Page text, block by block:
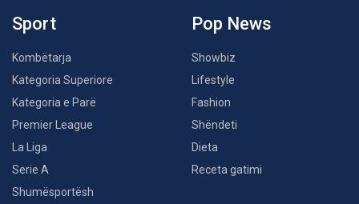
Sport
Kombëtarja
Kategoria Superiore
Kategoria e Parë
Premier League
La Liga
Serie A
Shumësportësh
Pop News
Showbiz
Lifestyle
Fashion
Shëndeti
Dieta
Receta gatimi